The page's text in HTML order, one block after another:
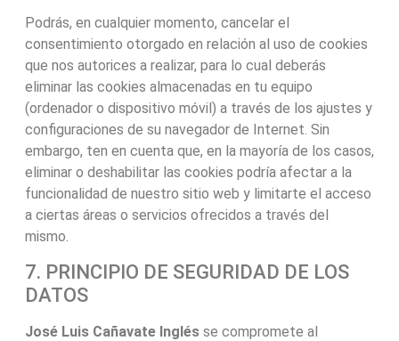
Podrás, en cualquier momento, cancelar el
consentimiento otorgado en relación al uso de cookies
que nos autorices a realizar, para lo cual deberás
eliminar las cookies almacenadas en tu equipo
(ordenador o dispositivo móvil) a través de los ajustes y
configuraciones de su navegador de Internet. Sin
embargo, ten en cuenta que, en la mayoría de los casos,
eliminar o deshabilitar las cookies podría afectar a la
funcionalidad de nuestro sitio web y limitarte el acceso
a ciertas áreas o servicios ofrecidos a través del
mismo.
7. PRINCIPIO DE SEGURIDAD DE LOS
DATOS
José Luis Cañavate Inglésse compromete al